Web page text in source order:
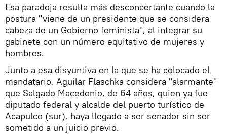
Esa paradoja resulta más desconcertante cuando la
postura "viene de un presidente que se considera
cabeza de un Gobierno feminista", al integrar su
gabinete con un número equitativo de mujeres y
hombres.
Junto a esa disyuntiva en la que se ha colocado el
mandatario, Aguilar Flaschka considera "alarmante"
que Salgado Macedonio, de 64 años, quien ya fue
diputado federal y alcalde del puerto turístico de
Acapulco (sur), haya llegado a ser senador sin ser
sometido a un juicio previo.